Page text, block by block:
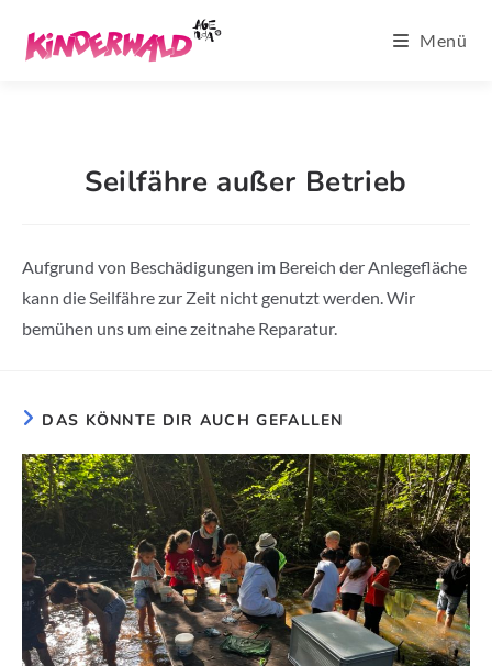
Inhalt
springen
Menü
Seilfähre außer Betrieb
Aufgrund von Beschädigungen im Bereich der Anlegefläche
kann die Seilfähre zur Zeit nicht genutzt werden. Wir
bemühen uns um eine zeitnahe Reparatur.
DAS KÖNNTE DIR AUCH GEFALLEN